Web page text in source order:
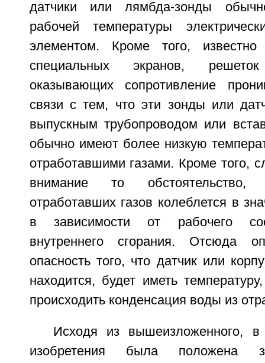
датчики или лямбда-зонды
рабочей температуры
элементом. Кроме того,
специальных экранов,
оказывающих сопротивление
связи с тем, что эти зонды или
выпускным трубопроводом или
обычно имеют более низкую
отработавшими газами. Кроме того,
внимание то обстоятельство,
отработавших газов колеблется в
в зависимости от рабочего
внутреннего сгорания. Отсюда
опасность того, что датчик или
находится, будет иметь
происходить конденсация воды из
Исходя из вышеизложенного, в
изобретения была положена